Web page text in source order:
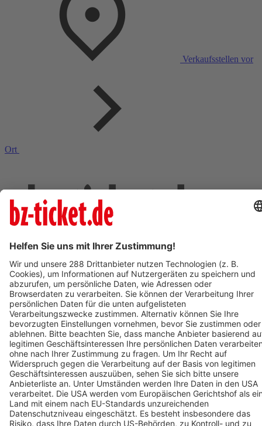
Verkaufsstellen vor
Ort
Deine Region. Deine Events.
BZ-Card schnapp.de Kontakt
Mediadaten Datenschutz Cookie-Einstellungen Impressum
+49 761 496 8888
Tickethotline Mo–Fr: 9–12 Uhr
System